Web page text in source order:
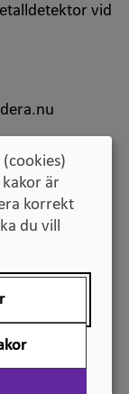
vid
oktober kl
26
till
kakor är
korrekt
du vill